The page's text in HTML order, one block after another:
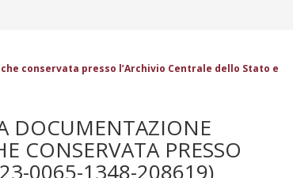
conservata presso l’Archivio Centrale dello Stato e
DOCUMENTAZIONE
CONSERVATA PRESSO
0065-1348-208619)